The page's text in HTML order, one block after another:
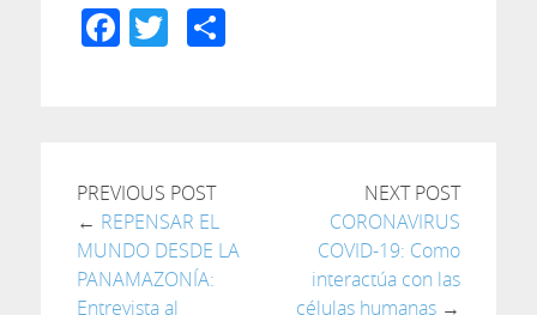
Facebook
TwitterCompartir
PREVIOUS POST
← REPENSAR EL
MUNDO DESDE LA
PANAMAZONÍA:
Entrevista al
NEXT POST
CORONAVIRUS
COVID-19: Como
interactúa con las
células humanas →